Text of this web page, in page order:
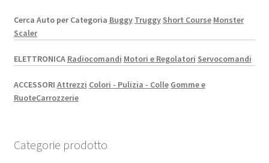
Cerca Auto per Categoria Buggy Truggy Short Course Monster
Scaler
ELETTRONICA Radiocomandi Motori e Regolatori Servocomandi
ACCESSORI Attrezzi Colori - Pulizia - Colle Gomme e
RuoteCarrozzerie
Categorie prodotto